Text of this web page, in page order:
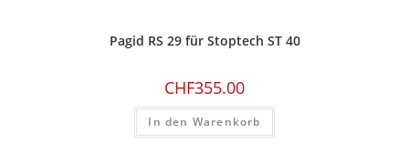
Pagid RS 29 für Stoptech ST 40
CHF355.00
In den Warenkorb